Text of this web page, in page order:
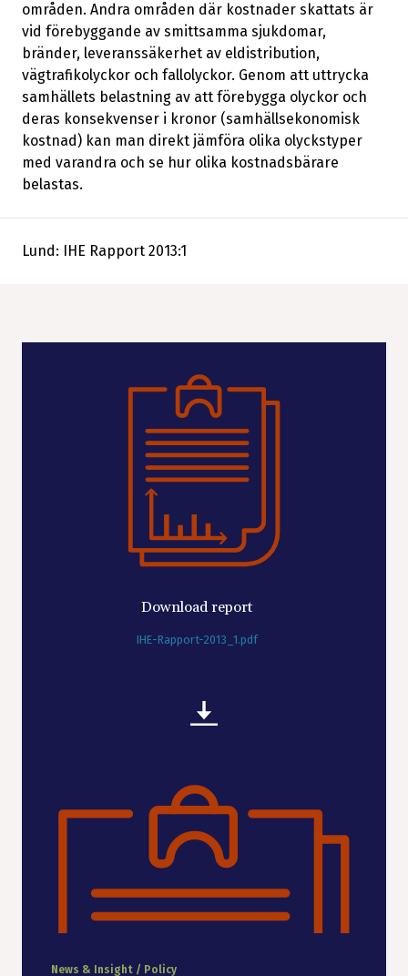
områden. Andra områden där kostnader skattats är
vid förebyggande av smittsamma sjukdomar,
bränder, leveranssäkerhet av eldistribution,
vägtrafikolyckor och fallolyckor. Genom att uttrycka
samhällets belastning av att förebygga olyckor och
deras konsekvenser i kronor (samhällsekonomisk
kostnad) kan man direkt jämföra olika olyckstyper
med varandra och se hur olika kostnadsbärare
belastas.
Lund: IHE Rapport 2013:1
Download report
IHE-Rapport-2013_1.pdf
News & Insight / Policy